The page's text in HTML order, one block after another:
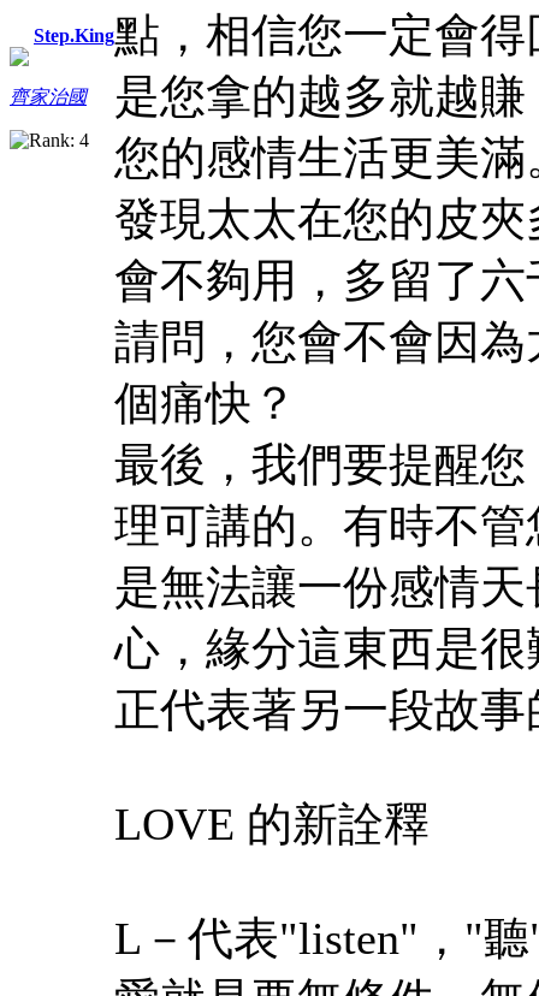
Step.King
齊家治國
點，相信您一定會
是您拿的越多就越
您的感情生活更美
發現太太在您的皮
會不夠用，多留了
請問，您會不會因
個痛快？
最後，我們要提醒
理可講的。有時不
是無法讓一份感情
心，緣分這東西是
正代表著另一段故事
LOVE 的新詮釋
L－代表"listen"，"